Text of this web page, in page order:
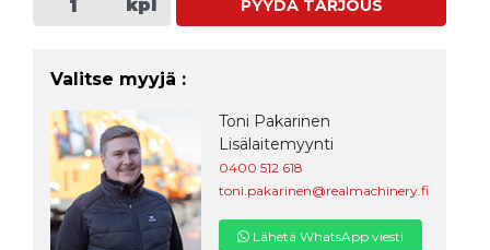
kpl PYYDÄ TARJOUS
Valitse myyjä :
Toni Pakarinen
Lisälaitemyynti
0400 512 618
toni.pakarinen@realmachinery.fi
Lähetä WhatsApp viesti